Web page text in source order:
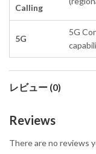
Calling
5G
5G
レビュー (0)
Reviews
There are no reviews